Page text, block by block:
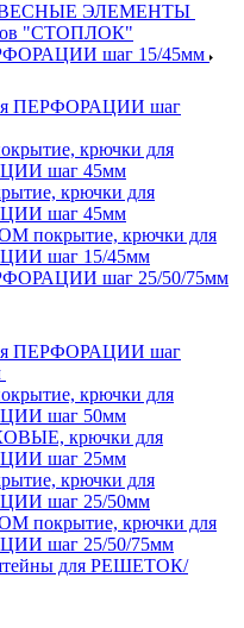
ЭЛЕМЕНТЫ
"СТОПЛОК"
шаг 15/45мм
ПЕРФОРАЦИИ шаг
крючки для
шаг 45мм
крючки для
шаг 45мм
покрытие, крючки для
шаг 15/45мм
шаг 25/50/75мм
ПЕРФОРАЦИИ шаг
крючки для
шаг 50мм
крючки для
шаг 25мм
крючки для
шаг 25/50мм
покрытие, крючки для
шаг 25/50/75мм
для РЕШЕТОК/